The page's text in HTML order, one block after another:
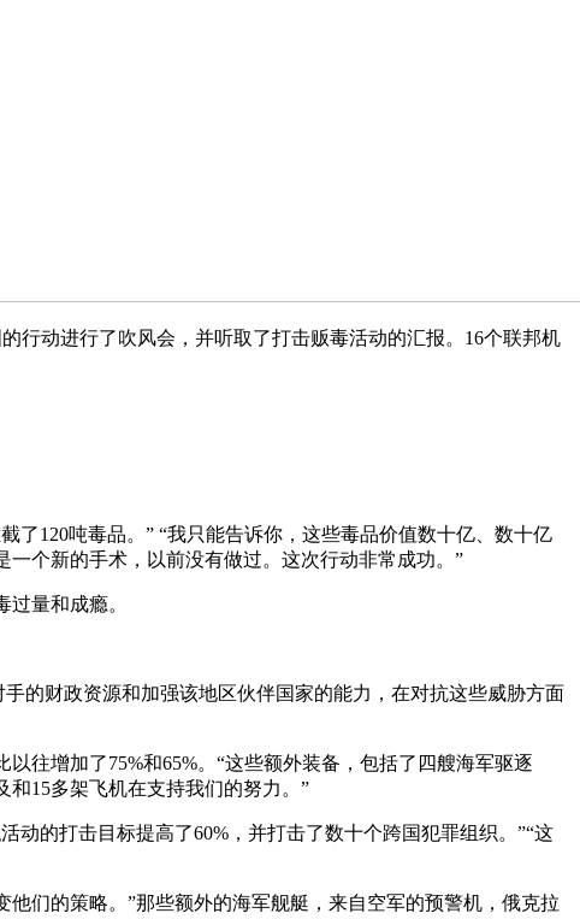
行动进行了吹风会，并听取了打击贩毒活动的汇报。16个联邦机
了120吨毒品。” “我只能告诉你，这些毒品价值数十亿、数十亿
个新的手术，以前没有做过。这次行动非常成功。”
量和成瘾。
的财政资源和加强该地区伙伴国家的能力，在对抗这些威胁方面
往增加了75%和65%。“这些额外装备，包括了四艘海军驱逐
15多架飞机在支持我们的努力。”
动的打击目标提高了60%，并打击了数十个跨国犯罪组织。”“这
们的策略。”那些额外的海军舰艇，来自空军的预警机，俄克拉